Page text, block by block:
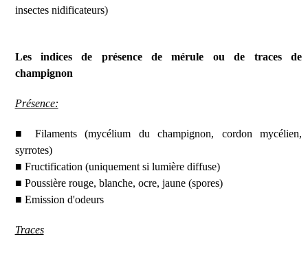
insectes nidificateurs)
Les indices de présence de mérule ou de traces de
champignon
Présence:
■ Filaments (mycélium du champignon, cordon mycélien,
syrrotes)
■ Fructification (uniquement si lumière diffuse)
■ Poussière rouge, blanche, ocre, jaune (spores)
■ Emission d'odeurs
Traces